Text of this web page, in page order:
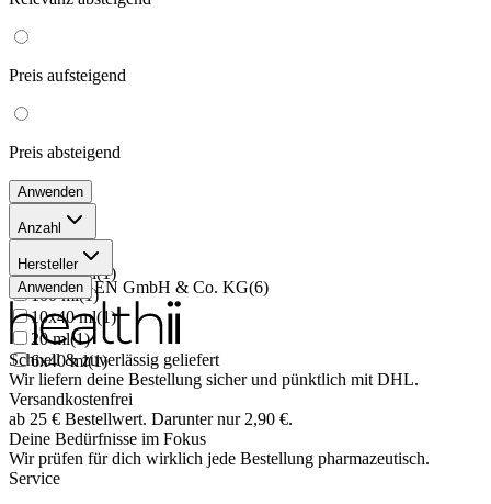
Preis aufsteigend
Preis absteigend
Anwenden
Anzahl
1)
25x40 ml(1)
100 ml(1)
10x40 ml(1)
20 ml(1)
6x40 ml(1)
Hersteller
ROBUGEN GmbH & Co. KG(6)
Anwenden
Schnell & zuverlässig geliefert
Wir liefern deine Bestellung sicher und pünktlich mit DHL.
Versandkostenfrei
ab 25 € Bestellwert. Darunter nur 2,90 €.
Deine Bedürfnisse im Fokus
Wir prüfen für dich wirklich jede Bestellung pharmazeutisch.
Service